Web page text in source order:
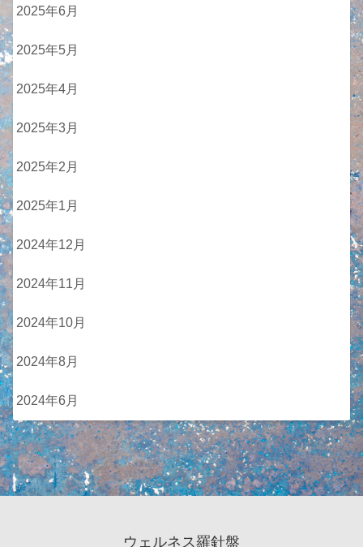
2025年6月
2025年5月
2025年4月
2025年3月
2025年2月
2025年1月
2024年12月
2024年11月
2024年10月
2024年8月
2024年6月
ウェルネス羅針盤